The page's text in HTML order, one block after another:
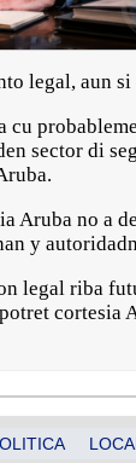
legal, aun
sector di
Aruba no a
y
legal riba
cortesia